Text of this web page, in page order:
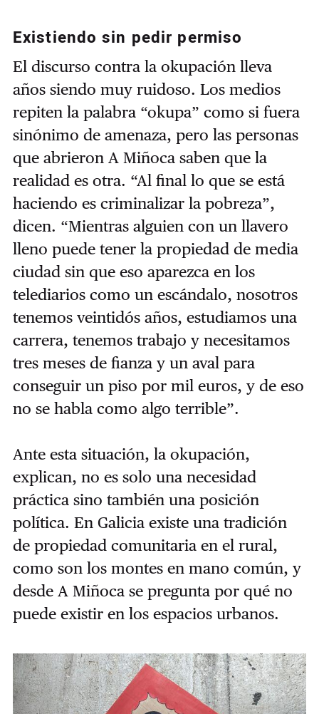
Existiendo sin pedir permiso
El discurso contra la okupación lleva
años siendo muy ruidoso. Los medios
repiten la palabra “okupa” como si fuera
sinónimo de amenaza, pero las personas
que abrieron A Miñoca saben que la
realidad es otra. “Al final lo que se está
haciendo es criminalizar la pobreza”,
dicen. “Mientras alguien con un llavero
lleno puede tener la propiedad de media
ciudad sin que eso aparezca en los
telediarios como un escándalo, nosotros
tenemos veintidós años, estudiamos una
carrera, tenemos trabajo y necesitamos
tres meses de fianza y un aval para
conseguir un piso por mil euros, y de eso
no se habla como algo terrible”.
Ante esta situación, la okupación,
explican, no es solo una necesidad
práctica sino también una posición
política. En Galicia existe una tradición
de propiedad comunitaria en el rural,
como son los montes en mano común, y
desde A Miñoca se pregunta por qué no
puede existir en los espacios urbanos.